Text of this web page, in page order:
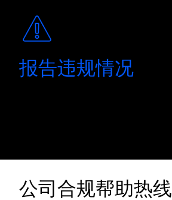
报告违规情况
公司合规帮助热线